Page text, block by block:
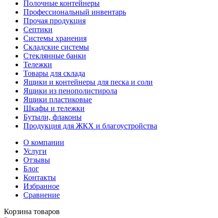
Полочные контейнеры
Профессиональный инвентарь
Прочая продукция
Септики
Системы хранения
Складские системы
Стеклянные банки
Тележки
Товары для склада
Ящики и контейнеры для песка и соли
Ящики из пенополистирола
Ящики пластиковые
Шкафы и тележки
Бутыли, флаконы
Продукция для ЖКХ и благоустройства
О компании
Услуги
Отзывы
Блог
Контакты
Избранное
Сравнение
Корзина товаров